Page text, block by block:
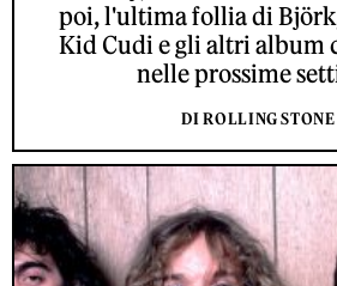
poi, l'ultima follia di Björk,
Kid Cudi e gli altri album
nelle prossime
DI ROLLING